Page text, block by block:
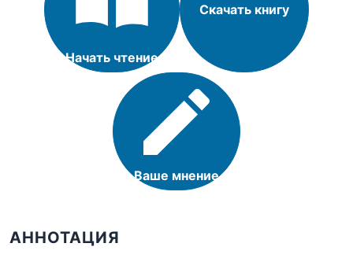
Начать чтение
Скачать книгу
Ваше мнение
АННОТАЦИЯ